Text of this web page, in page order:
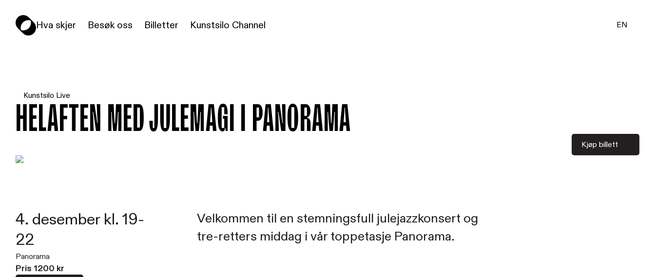
Hva skjer Besøk oss Billetter Kunstsilo Channel EN
Kunstsilo Live
Helaften med julemagi i Panorama
Kjøp billett
4. desember kl. 19-
22
Panorama
Pris 1200 kr
Velkommen til en stemningsfull julejazzkonsert og
tre-retters middag i vår toppetasje Panorama.